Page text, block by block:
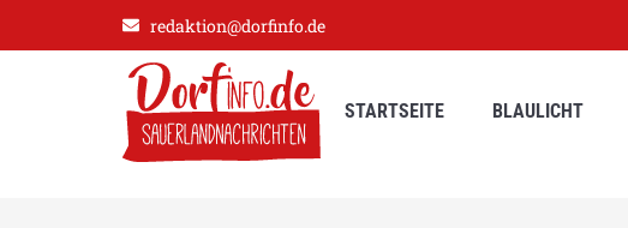
redaktion@dorfinfo.de
STARTSEITE BLAULICHT